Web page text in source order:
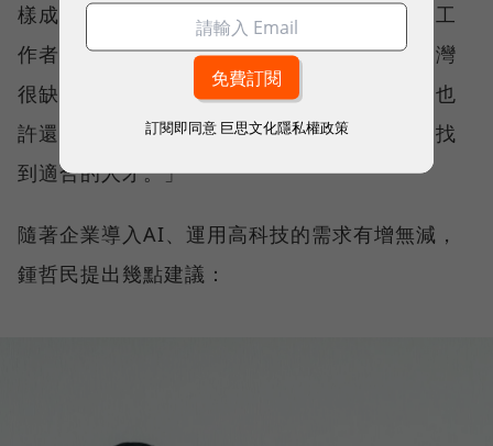
樣成為必備技能。」且基於現實考量，企業及工
作者也必須朝這個方向發展，主要原因是「台灣
很缺寫程式的人才，不只要跟外商搶，在國內也
許還要跟台積電比拚，中小企業或傳產不容易找
到適合的人才。」
隨著企業導入AI、運用高科技的需求有增無減，
鍾哲民提出幾點建議：
訂閱即同意 巨思文化隱私權政策